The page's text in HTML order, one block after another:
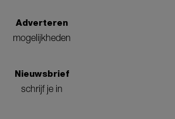
Adverteren
mogelijkheden
Nieuwsbrief
schrijf je in